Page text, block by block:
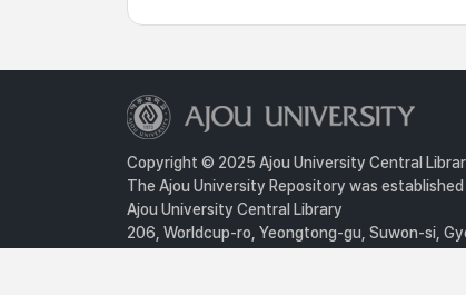
Copyright © 2025 Ajou University Central
The Ajou University Repository was
Ajou University Central Library
206, Worldcup-ro, Yeongtong-gu, Suwon-si,